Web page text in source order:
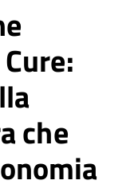
che